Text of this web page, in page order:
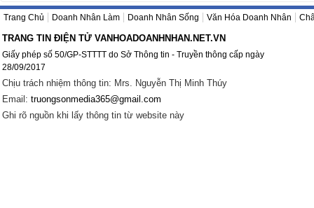
Trang Chủ Doanh Nhân Làm Doanh Nhân Sống Văn Hóa Doanh Nhân
TRANG TIN ĐIỆN TỬ VANHOADOANHNHAN.NET.VN
Giấy phép số 50/GP-STTTT do Sở Thông tin - Truyền thông cấp ngày
28/09/2017
Chịu trách nhiệm thông tin: Mrs. Nguyễn Thị Minh Thúy
Email: truongsonmedia365@gmail.com
Ghi rõ nguồn khi lấy thông tin từ website này